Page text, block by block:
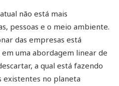
não está mais
pessoas e o meio ambiente.
das empresas está
uma abordagem linear de
a qual está fazendo
existentes no planeta